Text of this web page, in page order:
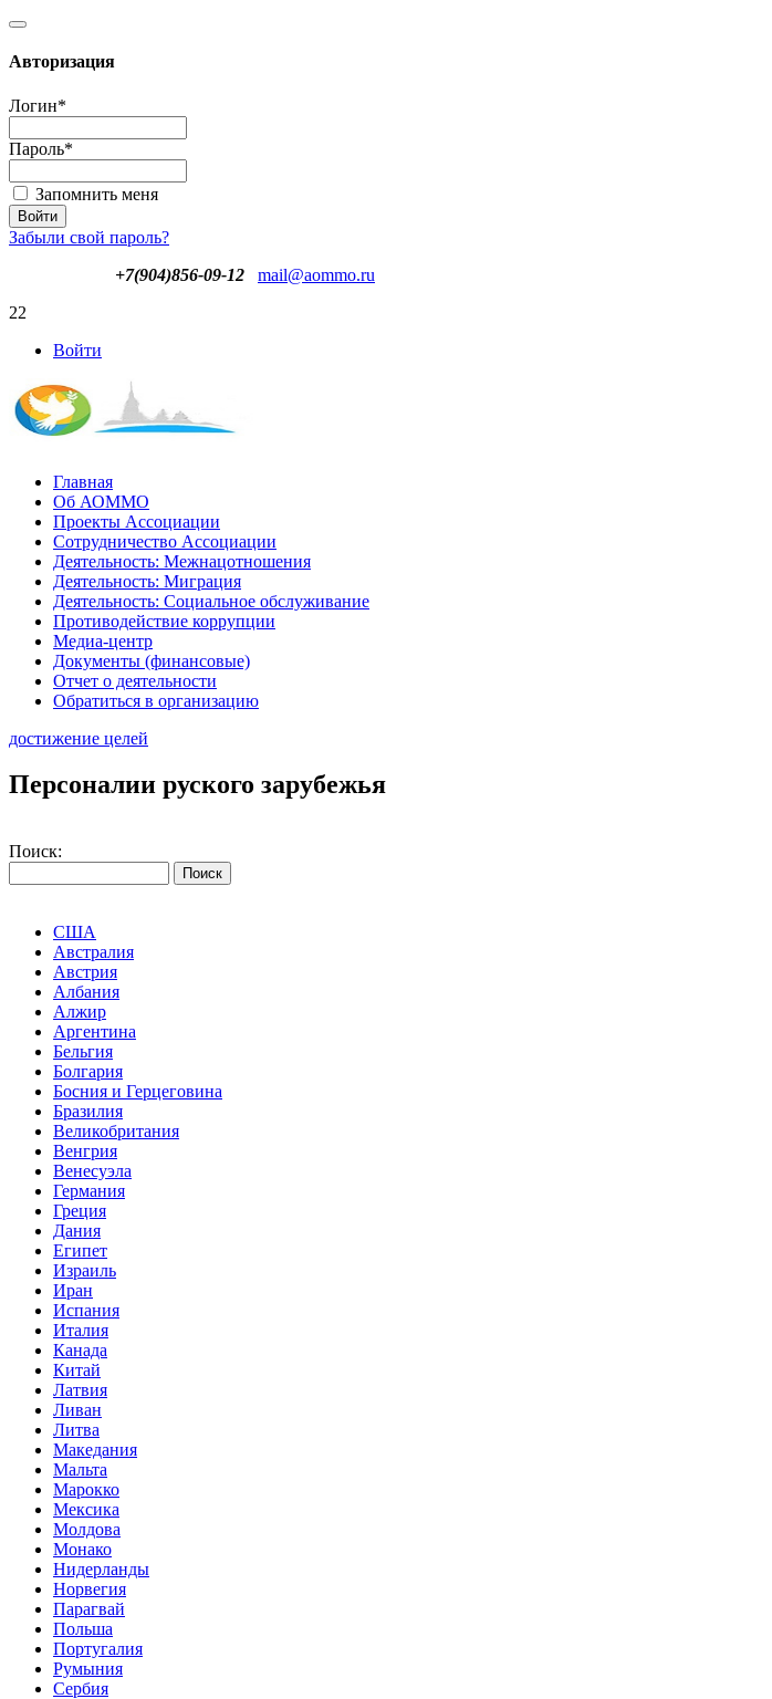
Авторизация
Логин*
Пароль*
Запомнить меня
Забыли свой пароль?
+7(904)856-09-12
mail@aommo.ru
22
Войти
Главная
Об АОММО
Проекты Ассоциации
Сотрудничество Ассоциации
Деятельность: Межнацотношения
Деятельность: Миграция
Деятельность: Социальное обслуживание
Противодействие коррупции
Медиа-центр
Документы (финансовые)
Отчет о деятельности
Обратиться в организацию
достижение целей
Персоналии руского зарубежья
Поиск:
США
Австралия
Австрия
Албания
Алжир
Аргентина
Бельгия
Болгария
Босния и Герцеговина
Бразилия
Великобритания
Венгрия
Венесуэла
Германия
Греция
Дания
Египет
Израиль
Иран
Испания
Италия
Канада
Китай
Латвия
Ливан
Литва
Македания
Мальта
Марокко
Мексика
Молдова
Монако
Нидерланды
Норвегия
Парагвай
Польша
Португалия
Румыния
Сербия